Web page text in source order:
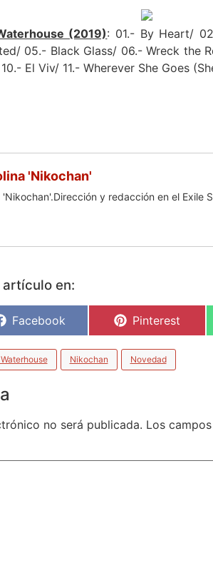
(2019): 01.- By Heart/
05.- Black Glass/ 06.- Wreck the
El Viv/ 11.- Wherever She Goes
'Nikochan'
'Nikochan'.Dirección y redacción en el Exile
en:
Facebook Pinterest
Nikochan Novedad
no será publicada. Los